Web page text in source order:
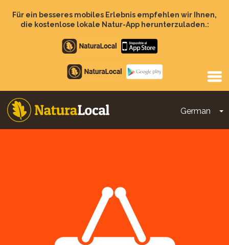
zumFür ein besseres mobiles Erlebnis empfehlen wir Ihnen,
die kostenlose lokale Natur-App herunterzuladen.:
Apple
store
Google
Play
German
Main